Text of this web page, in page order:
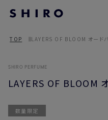
TOP LAYERS OF BLOOM オード
SHIRO PERFUME
LAYERS OF BLOOM
数量限定